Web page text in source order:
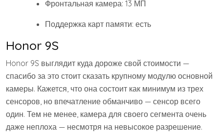
Фронтальная камера: 13 МП
Поддержка карт памяти: есть
Honor 9S
Honor 9S выглядит куда дороже свой стоимости —
спасибо за это стоит сказать крупному модулю основной
камеры. Кажется, что она состоит как минимум из трех
сенсоров, но впечатление обманчиво — сенсор всего
один. Тем не менее, камера для своего сегмента очень
даже неплоха — несмотря на невысокое разрешение.